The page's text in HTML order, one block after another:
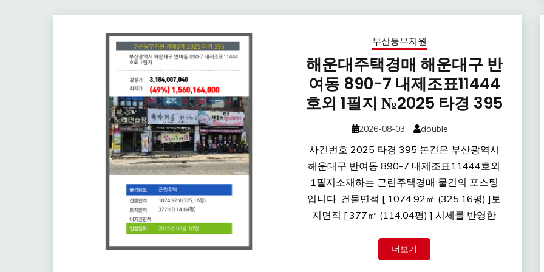
부산동부지원
해운대주택경매 해운대구 반
여동 890-7 내제조표11444
호외 1필지 №2025 타경 395
2026-08-03 double
사건번호 2025 타경 395 본건은 부산광역시
해운대구 반여동 890-7 내제조표11444호외
1필지소재하는 근린주택경매 물건의 포스팅
입니다. 건물면적 [ 1074.92㎡ (325.16평) ]토
지면적 [ 377㎡ (114.04평) ] 시세를 반영한
더보기